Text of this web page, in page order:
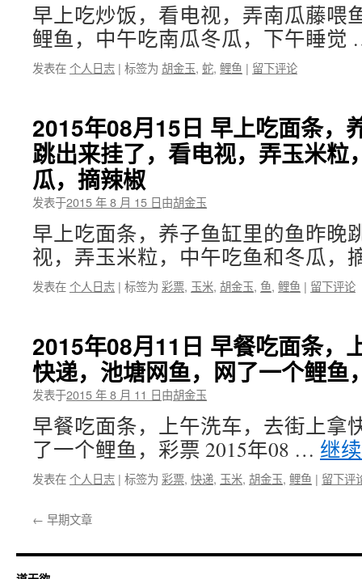
早上吃炒饭，看电视，弄南瓜藤喂
鲤鱼，中午吃南瓜冬瓜，下午睡
发表在个人日志 | 标签为 胡金玉, 蛇, 鲤鱼 | 留下评论
2015年08月15日 早上吃面条，
跳出来挂了，看电视，弄玉米粒
瓜，摘辣椒
发表于2015 年 8 月 15 日由胡金玉
早上吃面条，养子鱼缸里的鱼昨晚
视，弄玉米粒，中午吃鱼和冬瓜
发表在个人日志 | 标签为 彩票, 玉米, 胡金玉, 鱼, 鲤鱼 | 留下评论
2015年08月11日 早餐吃面条，
快递，池塘网鱼，网了一个鲤鱼
发表于2015 年 8 月 11 日由胡金玉
早餐吃面条，上午洗车，去街上拿
了一个鲤鱼，彩票 2015年08 … 继
发表在个人日志 | 标签为 彩票, 快递, 玉米, 胡金玉, 鲤鱼 | 留下评
← 早期文章